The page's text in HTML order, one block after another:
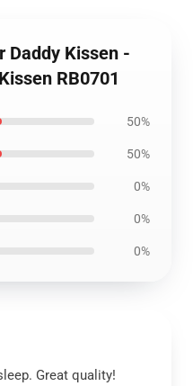
Daddy Kissen -
RB0701
50%
50%
0%
0%
0%
Great quality!